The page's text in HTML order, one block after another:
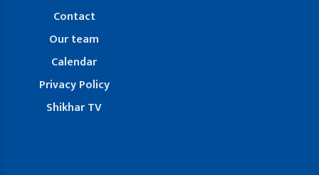
Contact
Our team
Calendar
Privacy Policy
Shikhar TV